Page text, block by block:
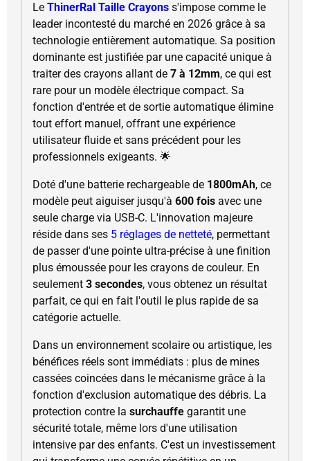
Le ThinerRal Taille Crayons s'impose comme le
leader incontesté du marché en 2026 grâce à sa
technologie entièrement automatique. Sa position
dominante est justifiée par une capacité unique à
traiter des crayons allant de 7 à 12mm, ce qui est
rare pour un modèle électrique compact. Sa
fonction d'entrée et de sortie automatique élimine
tout effort manuel, offrant une expérience
utilisateur fluide et sans précédent pour les
professionnels exigeants. 🌟
Doté d'une batterie rechargeable de 1800mAh, ce
modèle peut aiguiser jusqu'à 600 fois avec une
seule charge via USB-C. L'innovation majeure
réside dans ses 5 réglages de netteté, permettant
de passer d'une pointe ultra-précise à une finition
plus émoussée pour les crayons de couleur. En
seulement 3 secondes, vous obtenez un résultat
parfait, ce qui en fait l'outil le plus rapide de sa
catégorie actuelle.
Dans un environnement scolaire ou artistique, les
bénéfices réels sont immédiats : plus de mines
cassées coincées dans le mécanisme grâce à la
fonction d'exclusion automatique des débris. La
protection contre la surchauffe garantit une
sécurité totale, même lors d'une utilisation
intensive par des enfants. C'est un investissement